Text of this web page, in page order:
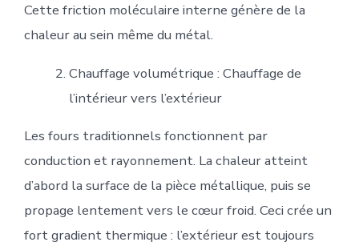
Cette friction moléculaire interne génère de la
chaleur au sein même du métal.
Chauffage volumétrique : Chauffage de
l’intérieur vers l’extérieur
Les fours traditionnels fonctionnent par
conduction et rayonnement. La chaleur atteint
d’abord la surface de la pièce métallique, puis se
propage lentement vers le cœur froid. Ceci crée un
fort gradient thermique : l’extérieur est toujours